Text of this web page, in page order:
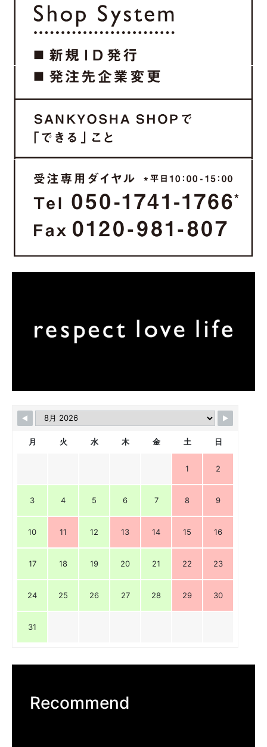
月 火 水 木 金 土 日
1 2
3 4 5 6 7 8 9
10 11 12 13 14 15 16
17 18 19 20 21 22 23
24 25 26 27 28 29 30
31
Recommend